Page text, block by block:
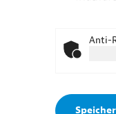
Anti-